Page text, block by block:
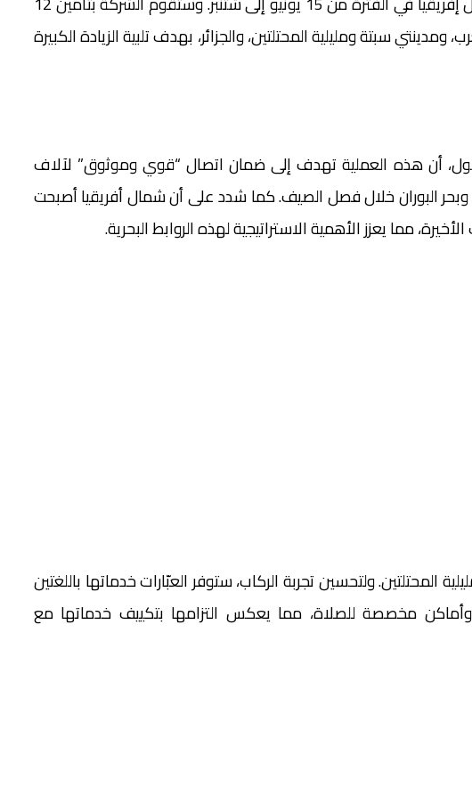
ومدينتي سبتة ومليلية المحتلتين، والجزائر، بهدف تلبية الزيادة الكبيرة
أن هذه العملية تهدف إلى ضمان اتصال “قوي وموثوق” لآلاف
البوران خلال فصل الصيف. كما شدد على أن شمال أفريقيا أصبحت
مما يعزز الأهمية الاستراتيجية لهذه الروابط البحرية.
المحتلتين. ولتحسين تجربة الركاب، ستوفر العبّارات خدماتها باللغتين
وأماكن مخصصة للصلاة، مما يعكس التزامها بتكييف خدماتها مع